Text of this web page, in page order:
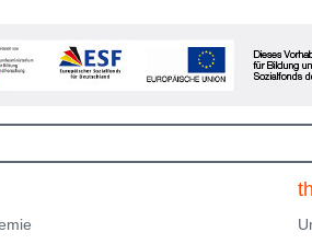
erhalte eine Einladung zum
Bei Fragen,
eine Mail an:
heidelberg.de Wir freuen uns auf